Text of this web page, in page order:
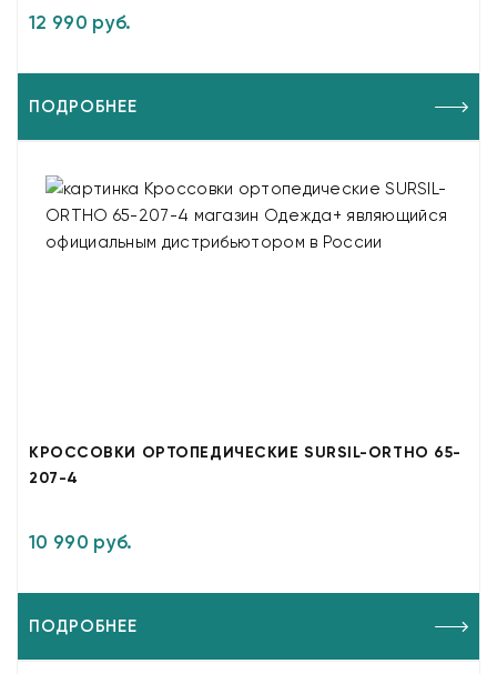
12 990 руб.
ПОДРОБНЕЕ
КРОССОВКИ ОРТОПЕДИЧЕСКИЕ SURSIL-ORTHO 65-
207-4
10 990 руб.
ПОДРОБНЕЕ